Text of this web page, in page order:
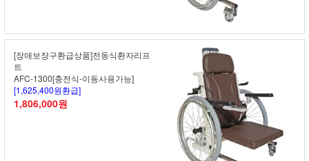
[장애보장구환급상품]전동식환자리프
트
AFC-1300[충전식-이동사용가능]
[1,625,400원환급]
1,806,000원